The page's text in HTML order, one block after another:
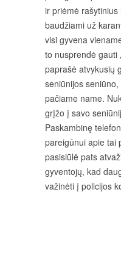
ir priėmė
baudžiami už
visi gyvena
to nusprendė gauti
paprašė atvykusių
seniūnijos
pačiame name.
grįžo į savo
Paskambinę
pareigūnui apie tai
pasisiūlė pats
gyventojų, kad
važinėti į policijos